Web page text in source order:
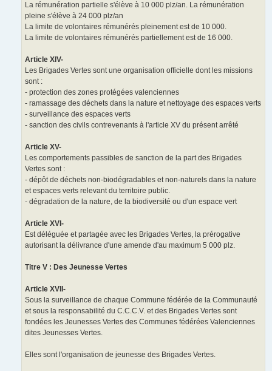
La rémunération partielle s'élève à 10 000 plz/an. La rémunération
pleine s'élève à 24 000 plz/an
La limite de volontaires rémunérés pleinement est de 10 000.
La limite de volontaires rémunérés partiellement est de 16 000.
Article XIV-
Les Brigades Vertes sont une organisation officielle dont les missions
sont :
- protection des zones protégées valenciennes
- ramassage des déchets dans la nature et nettoyage des espaces verts
- surveillance des espaces verts
- sanction des civils contrevenants à l'article XV du présent arrêté
Article XV-
Les comportements passibles de sanction de la part des Brigades
Vertes sont :
- dépôt de déchets non-biodégradables et non-naturels dans la nature
et espaces verts relevant du territoire public.
- dégradation de la nature, de la biodiversité ou d'un espace vert
Article XVI-
Est déléguée et partagée avec les Brigades Vertes, la prérogative
autorisant la délivrance d'une amende d'au maximum 5 000 plz.
Titre V : Des Jeunesse Vertes
Article XVII-
Sous la surveillance de chaque Commune fédérée de la Communauté
et sous la responsabilité du C.C.C.V. et des Brigades Vertes sont
fondées les Jeunesses Vertes des Communes fédérées Valenciennes
dites Jeunesses Vertes.
Elles sont l'organisation de jeunesse des Brigades Vertes.